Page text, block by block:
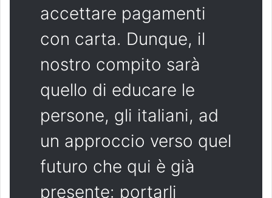
accettare pagamenti
con carta. Dunque, il
nostro compito sarà
quello di educare le
persone, gli italiani, ad
un approccio verso quel
futuro che qui è già
presente: portarli